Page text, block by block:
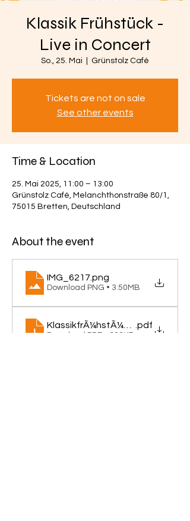
Klassik Frühstück -
Live in Concert
So., 25. Mai Grünstolz Café
Tickets are not on sale
See other events
Time & Location
25. Mai 2025, 11:00 – 13:00
Grünstolz Café, Melanchthonstraße 80/1,
75015 Bretten, Deutschland
About the event
IMG_6217 .png
Download PNG • 3.50MB
KlassikfrÃ¼hstÃ¼ck- .pdf
Download PDF • 933KB